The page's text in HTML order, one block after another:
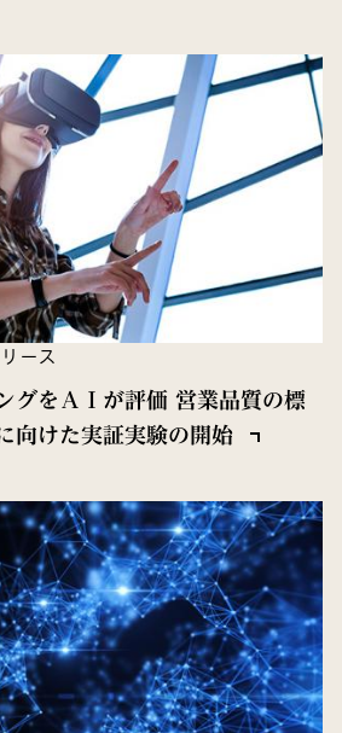
ース
グをＡＩが評価 営業品質の標
向けた実証実験の開始